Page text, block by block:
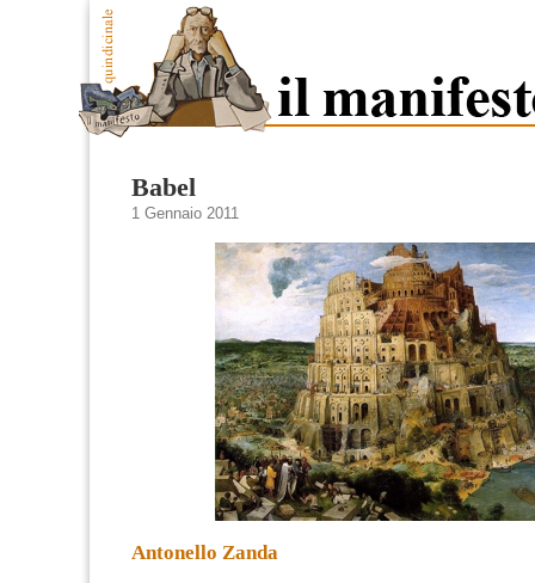
Babel
1 Gennaio 2011
Antonello Zanda